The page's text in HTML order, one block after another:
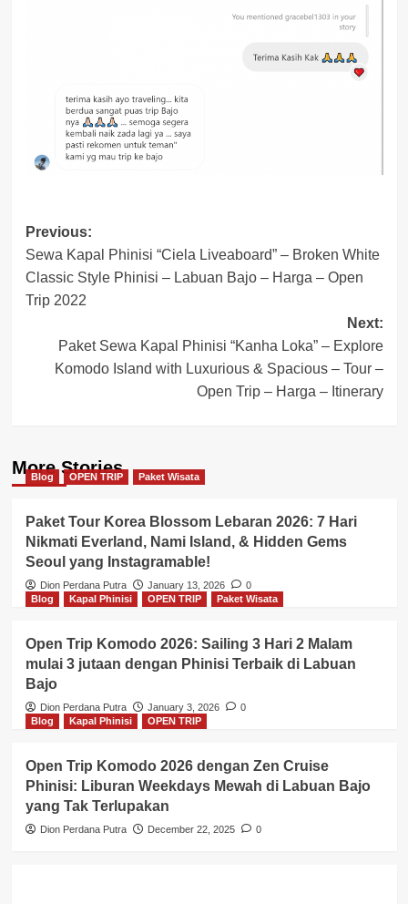
Post
navigation
Previous:
Sewa Kapal Phinisi “Ciela Liveaboard” – Broken White
Classic Style Phinisi – Labuan Bajo – Harga – Open
Trip 2022
Next:
Paket Sewa Kapal Phinisi “Kanha Loka” – Explore
Komodo Island with Luxurious & Spacious – Tour –
Open Trip – Harga – Itinerary
More Stories
Blog OPEN TRIP Paket Wisata
Paket Tour Korea Blossom Lebaran 2026: 7 Hari
Nikmati Everland, Nami Island, & Hidden Gems
Seoul yang Instagramable!
Dion Perdana Putra January 13, 2026
0
Blog
Kapal Phinisi OPEN TRIP Paket Wisata
Open Trip Komodo 2026: Sailing 3 Hari 2 Malam
mulai 3 jutaan dengan Phinisi Terbaik di Labuan
Bajo
Dion Perdana Putra January 3, 2026
0
Blog
Kapal Phinisi OPEN TRIP
Open Trip Komodo 2026 dengan Zen Cruise
Phinisi: Liburan Weekdays Mewah di Labuan Bajo
yang Tak Terlupakan
Dion Perdana Putra December 22, 2025 0